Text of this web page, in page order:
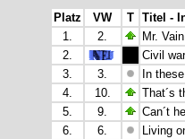
Platz VW T
Titel -
1.
2.
Mr.
2.
Civil
3.
3.
In
4.
10.
That´s
5.
9.
Can´t
6.
6.
Living